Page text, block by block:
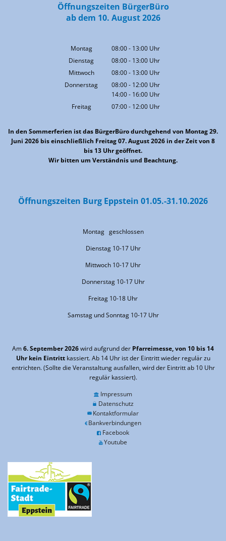
Öffnungszeiten BürgerBüro
ab dem 10. August 2026
Montag 08:00- 13:00 Uhr
Von 08:00 bis 13:00 Uhr
Dienstag 08:00- 13:00 Uhr
Von 08:00 bis 13:00 Uhr
Mittwoch 08:00- 13:00 Uhr
Von 08:00 bis 13:00 Uhr
Donnerstag 08:00- 12:00 Uhr
Von 08:00 bis 12:00 Uhr
14:00- 16:00 Uhr
Von 14:00 bis 16:00 Uhr
Freitag 07:00- 12:00 Uhr
In den Sommerferien ist das BürgerBüro durchgehend von Montag 29.
Juni 2026 bis einschließlich Freitag 07. August 2026 in der Zeit von 8
bis 13 Uhr geöffnet.
Wir bitten um Verständnis und Beachtung.
Öffnungszeiten Burg Eppstein 01.05.-31.10.2026
Montag geschlossen
Dienstag 10-17 Uhr
Mittwoch 10-17 Uhr
Donnerstag 10-17 Uhr
Freitag 10-18 Uhr
Samstag und Sonntag 10-17 Uhr
Am6. September 2026wird aufgrund der Pfarreimesse, von 10 bis 14
Uhr kein Eintrittkassiert. Ab 14 Uhr ist der Eintritt wieder regulär zu
entrichten. (Sollte die Veranstaltung ausfallen, wird der Eintritt ab 10 Uhr
regulär kassiert).
Impressum
Datenschutz
Kontaktformular
Bankverbindungen
Facebook
Youtube